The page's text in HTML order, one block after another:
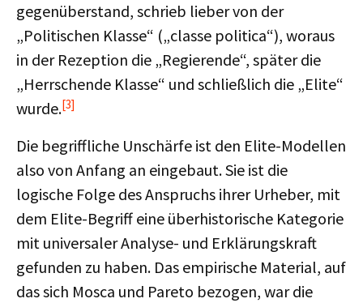
gegenüberstand, schrieb lieber von der
„Politischen Klasse“ („classe politica“), woraus
in der Rezeption die „Regierende“, später die
„Herrschende Klasse“ und schließlich die „Elite“
wurde.[3]
Die begriffliche Unschärfe ist den Elite-Modellen
also von Anfang an eingebaut. Sie ist die
logische Folge des Anspruchs ihrer Urheber, mit
dem Elite-Begriff eine überhistorische Kategorie
mit universaler Analyse- und Erklärungskraft
gefunden zu haben. Das empirische Material, auf
das sich Mosca und Pareto bezogen, war die